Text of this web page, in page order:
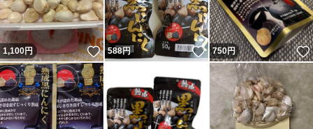
1,100円 いいね！
588円 いいね！
750円